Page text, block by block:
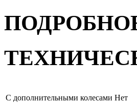
C дополнительными колесами Нет